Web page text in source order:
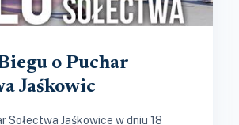
o Puchar
Jaśkowic
Sołectwa Jaśkowice w dniu 18